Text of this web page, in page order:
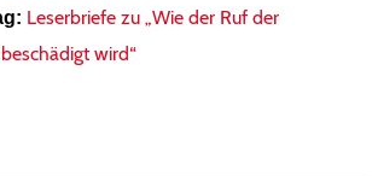
Leserbriefe zu „Wie der Ruf der
wird“